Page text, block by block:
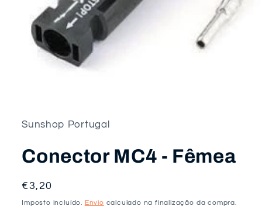
em
Sunshop Portugal
Conector MC4 - Fêmea
Preço
normal
€3,20
Imposto incluído. Envio calculado na finalização da compra.